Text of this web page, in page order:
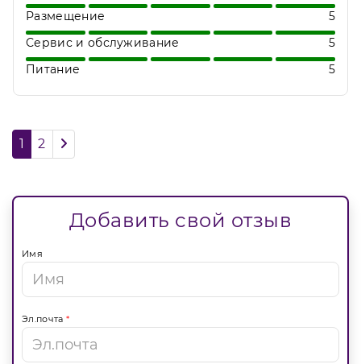
Размещение
5
Сервис и обслуживание
5
Питание
5
1 2
Добавить свой отзыв
Имя
Эл.почта *